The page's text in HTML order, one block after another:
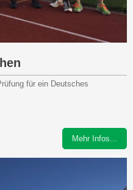
für ein Deutsches
Mehr Infos...